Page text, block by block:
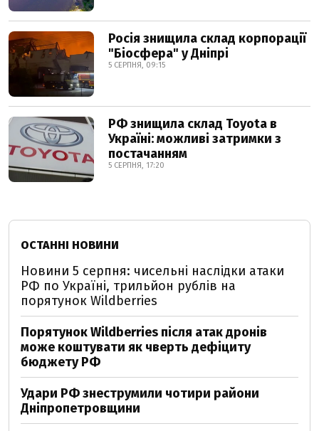
Росія знищила склад корпорації
"Біосфера" у Дніпрі
5 СЕРПНЯ, 09:15
РФ знищила склад Toyota в
Україні: можливі затримки з
постачанням
5 СЕРПНЯ, 17:20
ОСТАННІ НОВИНИ
Новини 5 серпня: чисельні наслідки атаки
РФ по Україні, трильйон рублів на
порятунок Wildberries
Порятунок Wildberries після атак дронів
може коштувати як чверть дефіциту
бюджету РФ
Удари РФ знеструмили чотири райони
Дніпропетровщини